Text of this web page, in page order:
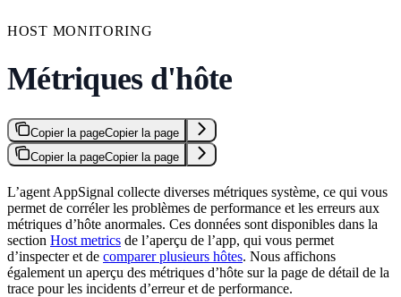
HOST MONITORING
Métriques d'hôte
Copier la pageCopier la page
Copier la pageCopier la page
L’agent AppSignal collecte diverses métriques système, ce qui vous
permet de corréler les problèmes de performance et les erreurs aux
métriques d’hôte anormales. Ces données sont disponibles dans la
section Host metrics de l’aperçu de l’app, qui vous permet
d’inspecter et de comparer plusieurs hôtes. Nous affichons
également un aperçu des métriques d’hôte sur la page de détail de la
trace pour les incidents d’erreur et de performance.